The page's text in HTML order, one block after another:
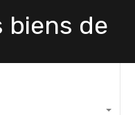
biens de